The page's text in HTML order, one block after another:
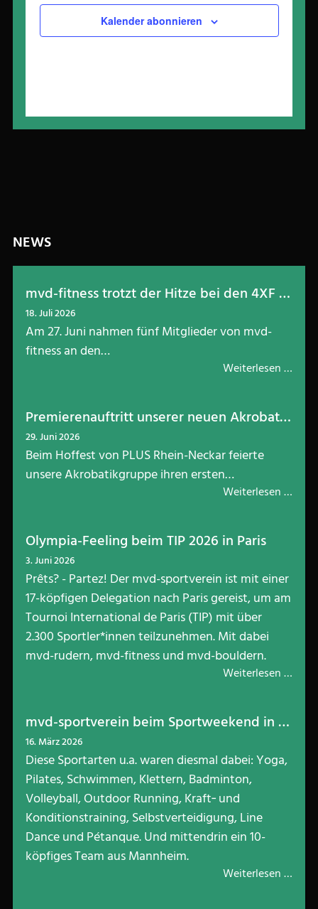
Kalender abonnieren
NEWS
mvd-fitness trotzt der Hitze bei den 4XF Games in Kleingemünd
18. Juli 2026
Am 27. Juni nahmen fünf Mitglieder von mvd-
fitness an den…
Weiterlesen …
Premierenauftritt unserer neuen Akrobatikgruppe beim Hoffest von PLUS am 14.06.
29. Juni 2026
Beim Hoffest von PLUS Rhein-Neckar feierte
unsere Akrobatikgruppe ihren ersten…
Weiterlesen …
Olympia-Feeling beim TIP 2026 in Paris
3. Juni 2026
Prêts? - Partez! Der mvd-sportverein ist mit einer
17-köpfigen Delegation nach Paris gereist, um am
Tournoi International de Paris (TIP) mit über
2.300 Sportler*innen teilzunehmen. Mit dabei
mvd-rudern, mvd-fitness und mvd-bouldern.
Weiterlesen …
mvd-sportverein beim Sportweekend in Filzbach in der Schweiz
16. März 2026
Diese Sportarten u.a. waren diesmal dabei: Yoga,
Pilates, Schwimmen, Klettern, Badminton,
Volleyball, Outdoor Running, Kraft‑ und
Konditionstraining, Selbstverteidigung, Line
Dance und Pétanque. Und mittendrin ein 10-
köpfiges Team aus Mannheim.
Weiterlesen …